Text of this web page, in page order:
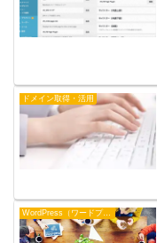
ドメイン取得・活用
WordPress（ワードプレス）